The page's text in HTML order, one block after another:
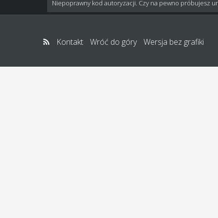
Niepoprawny kod autoryzacji. Czy na pewno próbujesz
Kontakt Wróć do góry Wersja bez grafiki